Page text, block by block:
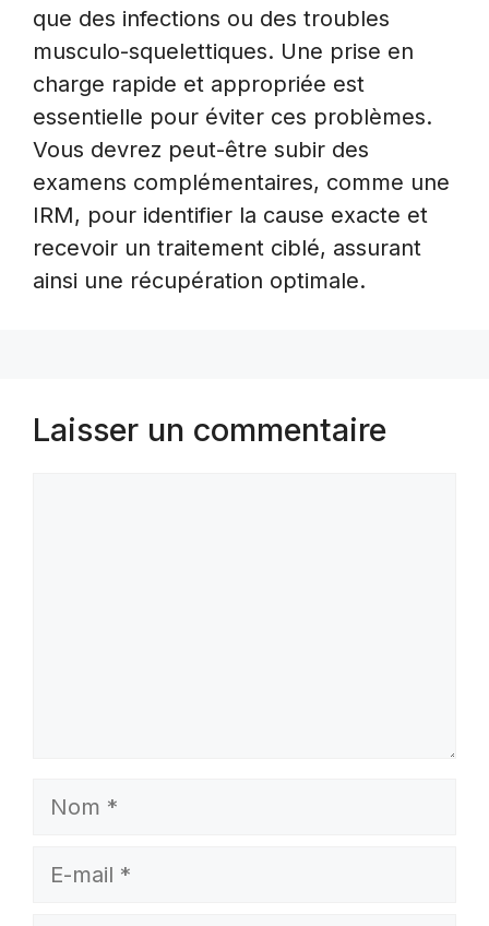
que des infections ou des troubles
musculo-squelettiques. Une prise en
charge rapide et appropriée est
essentielle pour éviter ces problèmes.
Vous devrez peut-être subir des
examens complémentaires, comme une
IRM, pour identifier la cause exacte et
recevoir un traitement ciblé, assurant
ainsi une récupération optimale.
Laisser un commentaire
Nom
E-